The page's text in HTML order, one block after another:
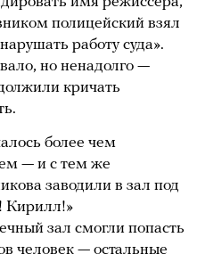
полицейский взял
работу суда».
но ненадолго —
кричать
более чем
— и с тем же
заводили в зал под
Кирилл!»
зал смогли попасть
человек — остальные